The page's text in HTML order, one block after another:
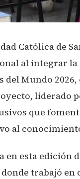
Católica de
al integrar la
del Mundo
liderado
que
al
en esta edición
trabajó en